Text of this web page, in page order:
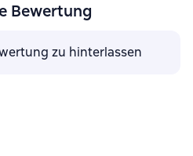
Bewertung
zu hinterlassen